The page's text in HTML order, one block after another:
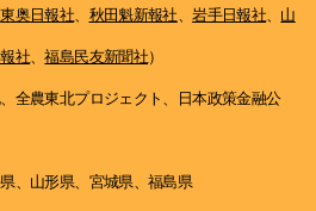
東奥日報社、 秋田魁新報社、岩手日報社、 山
社、福島民友新聞社）
全農東北プロジェクト、日本政策金融公
、山形県、宮城県、福島県